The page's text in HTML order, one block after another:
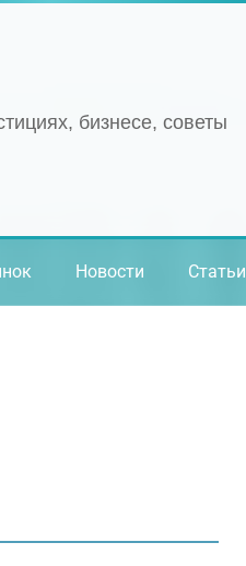
бизнесе, советы
Новости Статьи